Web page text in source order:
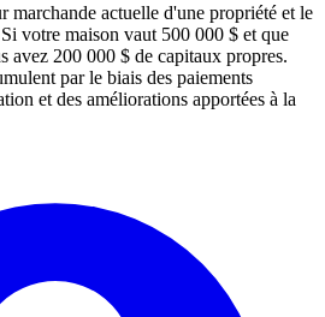
marchande actuelle d'une propriété et le
votre maison vaut 500 000 $ et que
avez 200 000 $ de capitaux propres.
par le biais des paiements
et des améliorations apportées à la